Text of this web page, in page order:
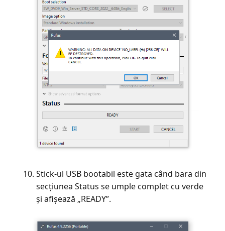
Stick-ul USB bootabil este gata când bara din
secțiunea Status se umple complet cu verde
și afișează „READY”.